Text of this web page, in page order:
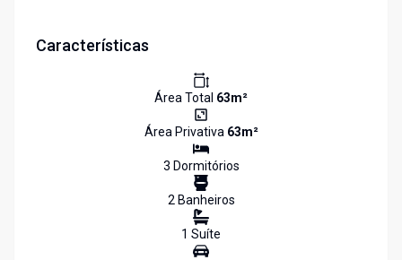
Características
Área Total 63m²
Área Privativa 63m²
3 Dormitórios
2Banheiros
1 Suíte